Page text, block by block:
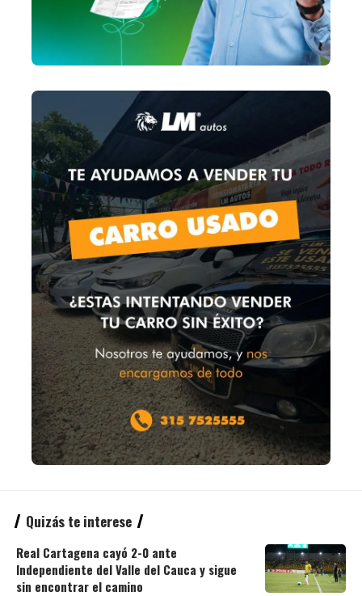
Quizás te interese
Real Cartagena cayó 2-0 ante
Independiente del Valle del Cauca y sigue
sin encontrar el camino